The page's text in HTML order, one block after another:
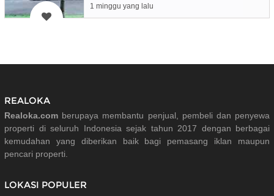
1 minggu yang lalu
REALOKA
Realoka.com berupaya membantu penjual, pembeli dan penyewa
properti di seluruh Indonesia sejak tahun 2017 dengan berbagai
kemudahan yang diberikan baik bagi pemasang iklan maupun
pencari properti.
LOKASI POPULER